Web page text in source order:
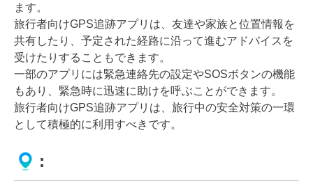
ます。
旅行者向けGPS追跡アプリは、友達や家族と位置情報を
共有したり、予定された経路に沿って進むアドバイスを
受けたりすることもできます。
一部のアプリには緊急連絡先の設定やSOSボタンの機能
もあり、緊急時に迅速に助けを呼ぶことができます。
旅行者向けGPS追跡アプリは、旅行中の安全対策の一環
として積極的に利用すべきです。
: